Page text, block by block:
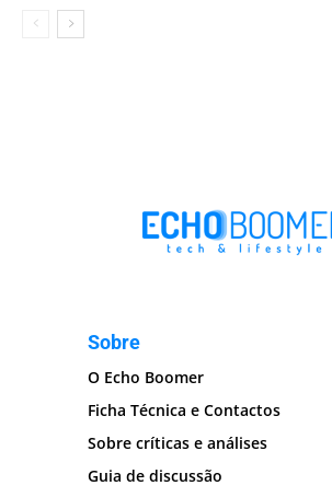
Sobre
O Echo Boomer
Ficha Técnica e Contactos
Sobre críticas e análises
Guia de discussão